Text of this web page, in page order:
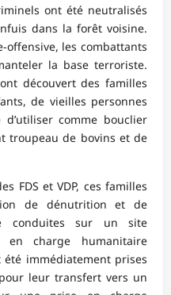
ont été neutralisés
dans la forêt voisine.
offensive, les combattants
la base terroriste.
découvert des familles
de vieilles personnes
comme bouclier
troupeau de bovins et de
FDS et VDP, ces familles
de dénutrition et de
conduites sur un site
charge humanitaire
immédiatement prises
leur transfert vers un